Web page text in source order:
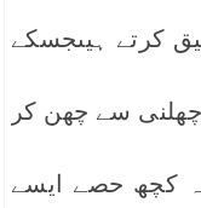
کرتے ہیںجسکے
سے چھن کر
کچھ حصے ایسے